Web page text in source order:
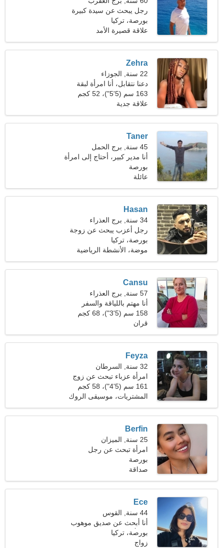
رجل يبحث عن سيدة كبيرة
50-56
بورصة، تركيا
علاقة قصيرة الأمد
Zehra
22 سنة, الجوزاء
دعنا نتقابل، أنا امرأة لبقة
163 سم (5'5")، 52 كجم
(114 رطلا)
علاقة جدية
Taner
45 سنة, برج الحمل
أنا مدير كبير، أحتاج إلى امرأة
مغرية
بورصة
عائلة
Hasan
34 سنة, برج العذراء
رجل أعزب يبحث عن زوجة
26-31
بورصة، تركيا
موضة، الأنشطة الرياضية
Cansu
57 سنة, برج العذراء
أنا مهتم باللياقة والسفر
158 سم (5'3")، 68 كجم
(149 رطلا)
قران
Feyza
32 سنة, السرطان
امرأة عزباء تبحث عن زوج
161 سم (5'4")، 58 كجم
(127 رطلا)
المشتريات، موسيقى الروك
آند رول
Berfin
25 سنة, الميزان
امرأة تبحث عن رجل
بورصة
صداقة
Ece
44 سنة, القوس
أنا أبحث عن صديق موهوب
من أجل المتعة
بورصة، تركيا
زواج